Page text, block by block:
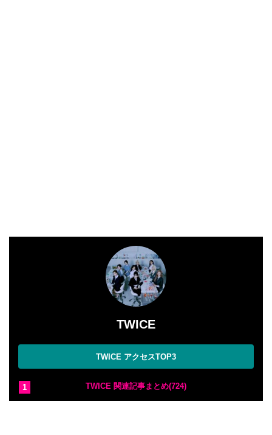
TWICE
TWICE アクセスTOP3
TWICE 関連記事まとめ(724)